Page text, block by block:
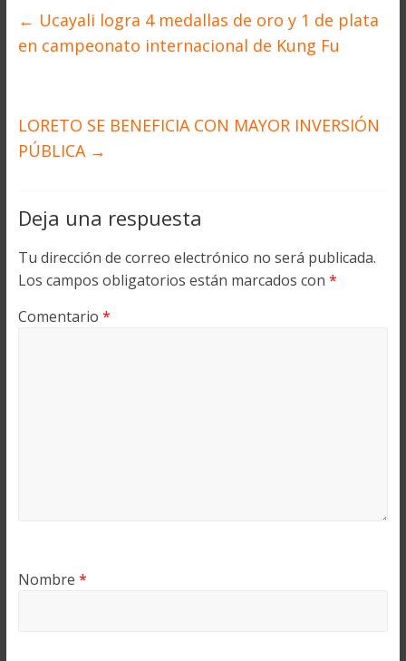
← Ucayali logra 4 medallas de oro y 1 de plata
en campeonato internacional de Kung Fu
LORETO SE BENEFICIA CON MAYOR INVERSIÓN
PÚBLICA →
Deja una respuesta
Tu dirección de correo electrónico no será publicada.
Los campos obligatorios están marcados con *
Comentario *
Nombre *